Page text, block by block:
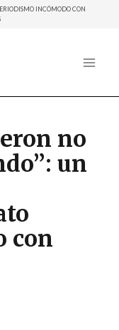
INCÓMODO CON
no
un
con